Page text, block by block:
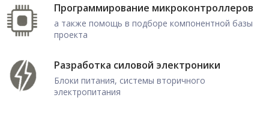
Программирование микроконтроллеров
а также помощь в подборе компонентной базы
проекта
Разработка силовой электроники
Блоки питания, системы вторичного
электропитания